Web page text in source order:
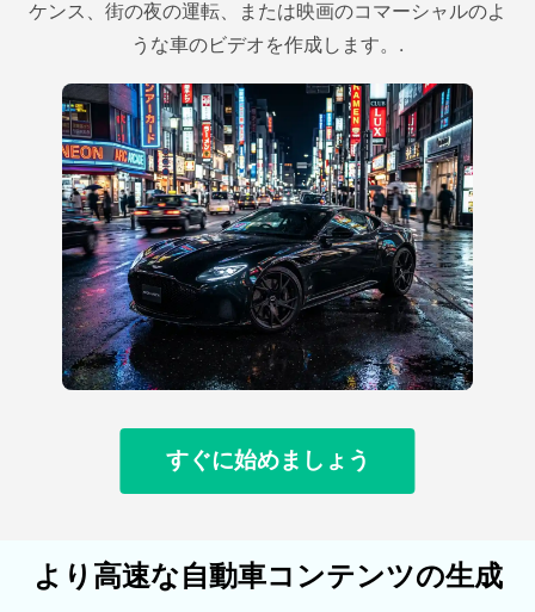
ケンス、街の夜の運転、または映画のコマーシャルのよ
うな車のビデオを作成します。.
すぐに始めましょう
より高速な自動車コンテンツの生成